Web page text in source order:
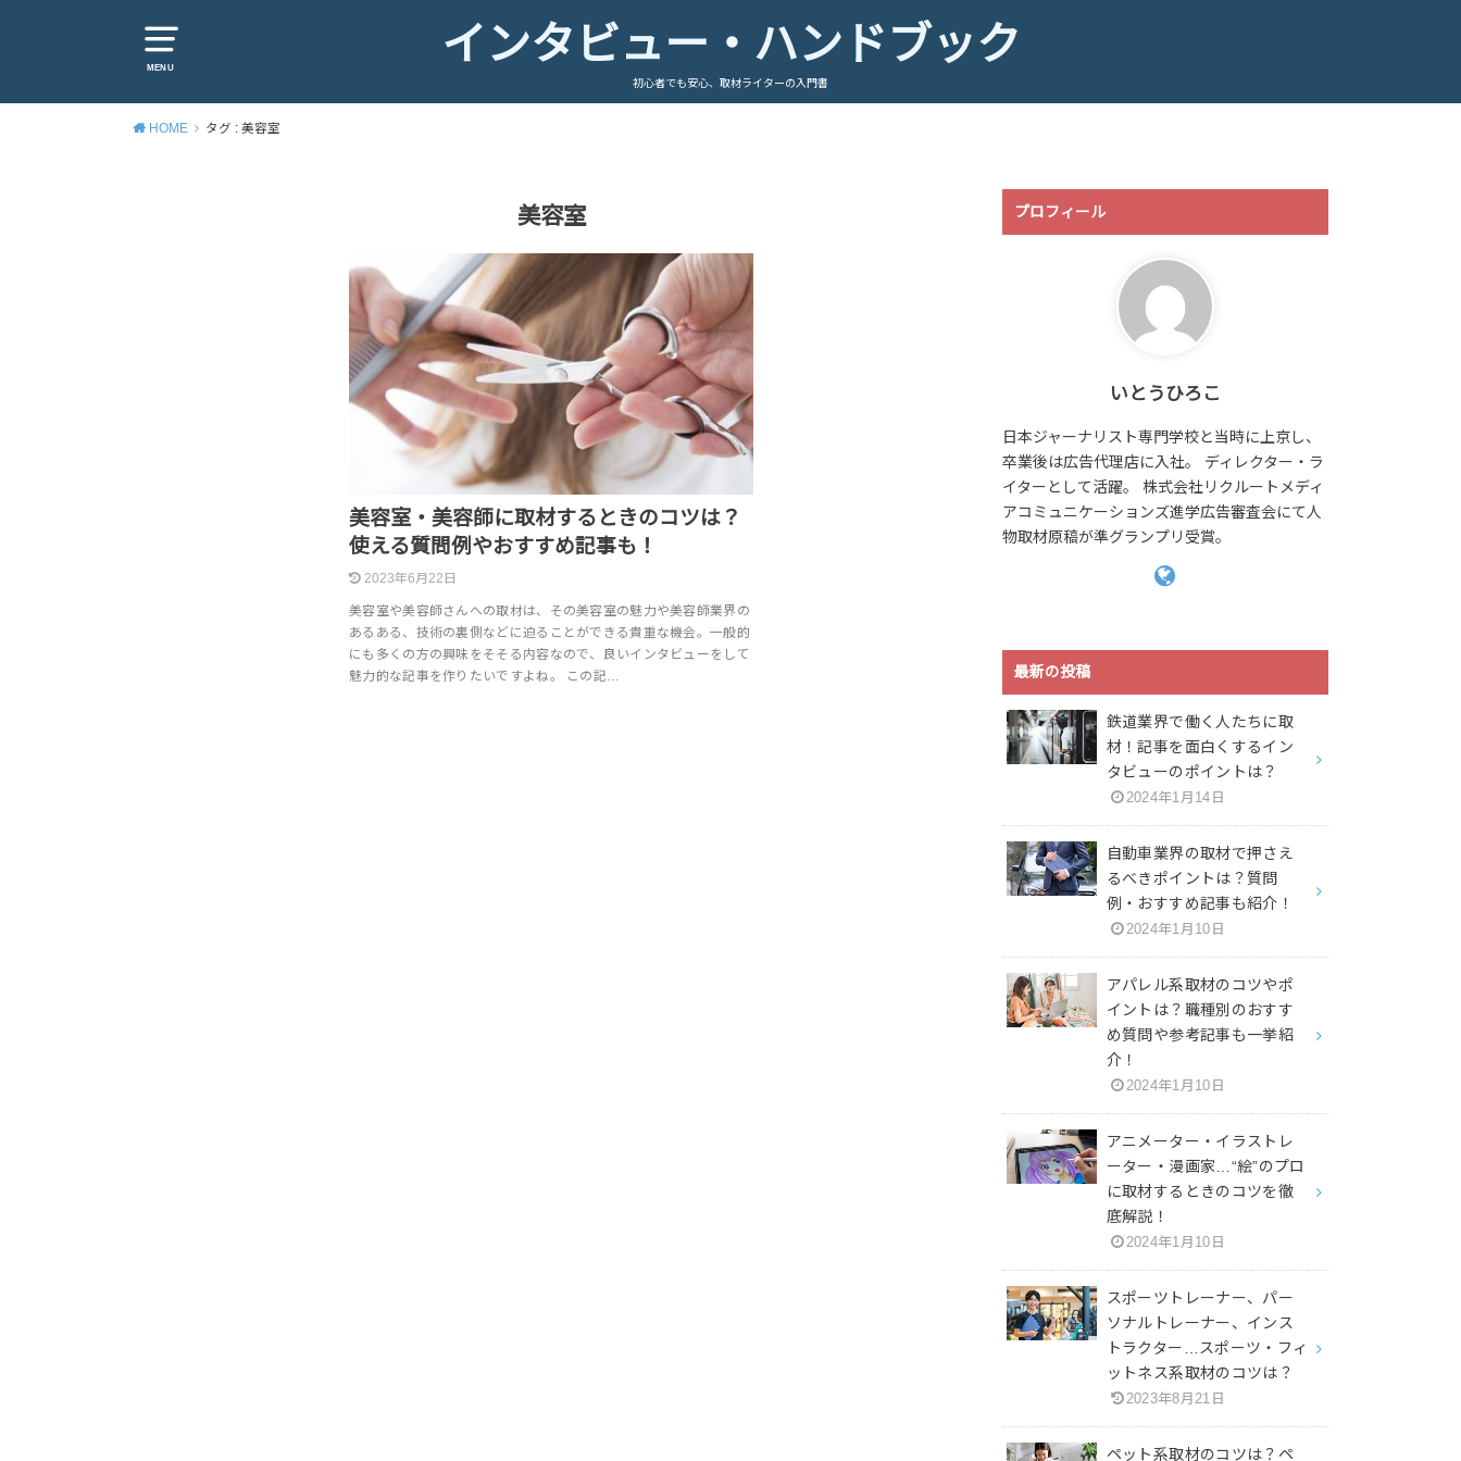
MENU インタビュー・ハンドブック
初心者でも安心、取材ライターの入門書
HOME タグ : 美容室
美容室
美容室・美容師に取材するときのコツは？
使える質問例やおすすめ記事も！
2023年6月22日
美容室や美容師さんへの取材は、その美容室の魅力や美容師業界の
あるある、技術の裏側などに迫ることができる貴重な機会。一般的
にも多くの方の興味をそそる内容なので、良いインタビューをして
魅力的な記事を作りたいですよね。 この記…
プロフィール
いとうひろこ
日本ジャーナリスト専門学校と当時に上京し、
卒業後は広告代理店に入社。 ディレクター・ラ
イターとして活躍。 株式会社リクルートメディ
アコミュニケーションズ進学広告審査会にて人
物取材原稿が準グランプリ受賞。
最新の投稿
鉄道業界で働く人たちに取
材！記事を面白くするイン
タビューのポイントは？
2024年1月14日
自動車業界の取材で押さえ
るべきポイントは？質問
例・おすすめ記事も紹介！
2024年1月10日
アパレル系取材のコツやポ
イントは？職種別のおすす
め質問や参考記事も一挙紹
介！
2024年1月10日
アニメーター・イラストレ
ーター・漫画家…“絵”のプロ
に取材するときのコツを徹
底解説！
2024年1月10日
スポーツトレーナー、パー
ソナルトレーナー、インス
トラクター…スポーツ・フィ
ットネス系取材のコツは？
2023年8月21日
ペット系取材のコツは？ペ